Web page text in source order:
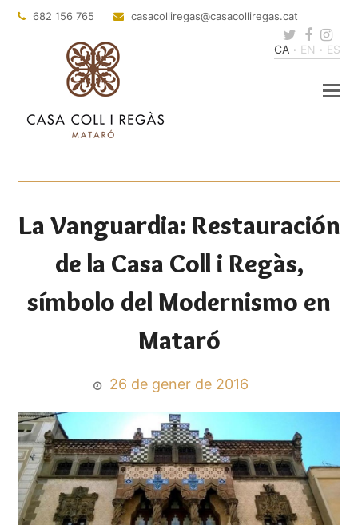
682 156 765 casacolliregas@casacolliregas.cat
Twitter
CA EN ES
La Vanguardia: Restauración
de la Casa Coll i Regàs,
símbolo del Modernismo en
Mataró
26 de gener de 2016